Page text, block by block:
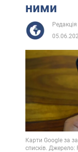
Африка
Життя
ними
Редакція
Карти Google за
списків. Джерело: